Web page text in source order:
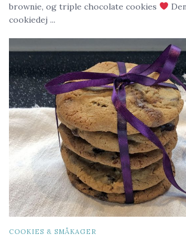
brownie, og triple chocolate cookies
cookiedej ...
COOKIES & SMÅKAGER